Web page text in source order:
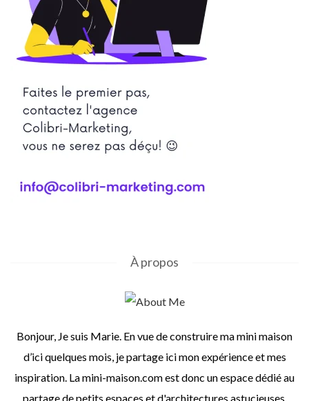
À propos
Bonjour, Je suis Marie. En vue de construire ma mini maison
d’ici quelques mois, je partage ici mon expérience et mes
inspiration. La mini-maison.com est donc un espace dédié au
partage de petits espaces et d'architectures astucieuses.